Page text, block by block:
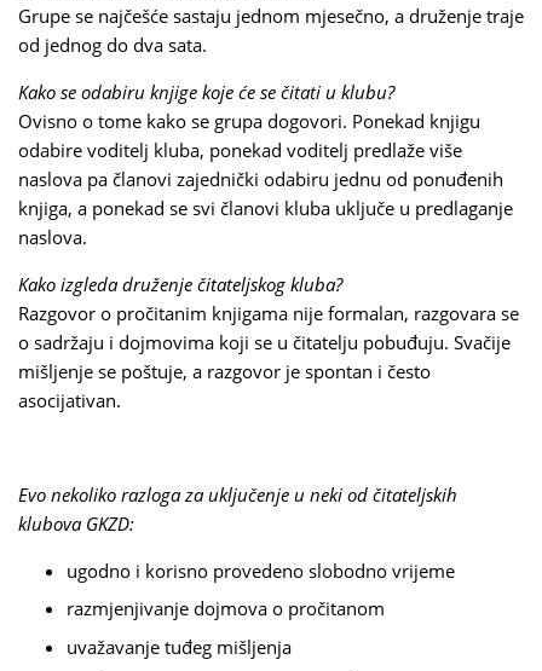
Grupe se najčešće sastaju jednom mjesečno, a druženje traje
od jednog do dva sata.
Kako se odabiru knjige koje će se čitati u klubu?
Ovisno o tome kako se grupa dogovori. Ponekad knjigu
odabire voditelj kluba, ponekad voditelj predlaže više
naslova pa članovi zajednički odabiru jednu od ponuđenih
knjiga, a ponekad se svi članovi kluba uključe u predlaganje
naslova.
Kako izgleda druženje čitateljskog kluba?
Razgovor o pročitanim knjigama nije formalan, razgovara se
o sadržaju i dojmovima koji se u čitatelju pobuđuju. Svačije
mišljenje se poštuje, a razgovor je spontan i često
asocijativan.
Evo nekoliko razloga za uključenje u neki od čitateljskih
klubova GKZD:
ugodno i korisno provedeno slobodno vrijeme
razmjenjivanje dojmova o pročitanom
uvažavanje tuđeg mišljenja